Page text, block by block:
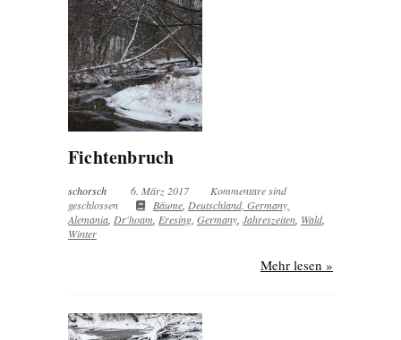
Fichtenbruch
schorsch 6. März 2017
Kommentare sind
geschlossen
Bäume Deutschland, Germany,
Alemania Dr'hoam Eresing Germany Jahreszeiten Wald,
Winter
Mehr lesen »